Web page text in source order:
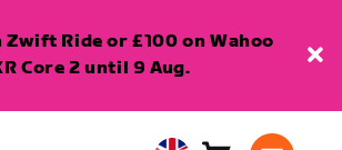
Zwift Ride or £100 on Wahoo
Core 2 until 9 Aug.